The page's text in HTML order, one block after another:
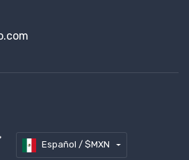
Español / $MXN